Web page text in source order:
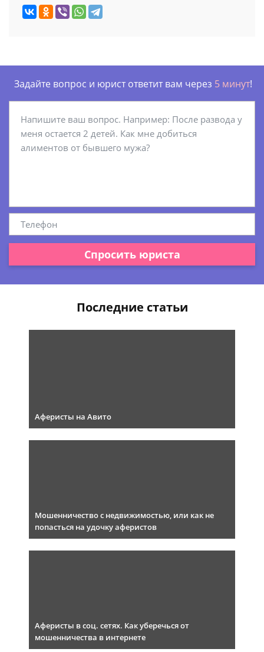
Задайте вопрос и юрист ответит вам через 5 минут!
Спросить юриста
Последние статьи
Аферисты на Авито
Мошенничество с недвижимостью, или как не
попасться на удочку аферистов
Аферисты в соц. сетях. Как уберечься от
мошенничества в интернете